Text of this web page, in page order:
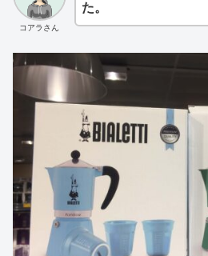
コアラさん
た。